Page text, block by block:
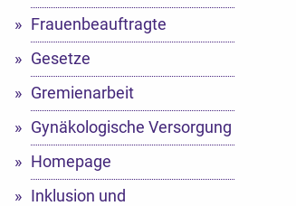
Frauenbeauftragte
Gesetze
Gremienarbeit
Gynäkologische Versorgung
Homepage
Inklusion und